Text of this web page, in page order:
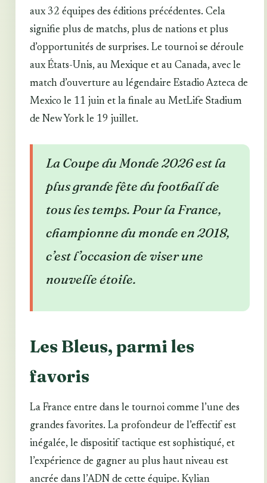
aux 32 équipes des éditions précédentes. Cela
signifie plus de matchs, plus de nations et plus
d’opportunités de surprises. Le tournoi se déroule
aux États-Unis, au Mexique et au Canada, avec le
match d’ouverture au légendaire Estadio Azteca de
Mexico le 11 juin et la finale au MetLife Stadium
de New York le 19 juillet.
La Coupe du Monde 2026 est la
plus grande fête du football de
tous les temps. Pour la France,
championne du monde en 2018,
c’est l’occasion de viser une
nouvelle étoile.
Les Bleus, parmi les
favoris
La France entre dans le tournoi comme l’une des
grandes favorites. La profondeur de l’effectif est
inégalée, le dispositif tactique est sophistiqué, et
l’expérience de gagner au plus haut niveau est
ancrée dans l’ADN de cette équipe. Kylian